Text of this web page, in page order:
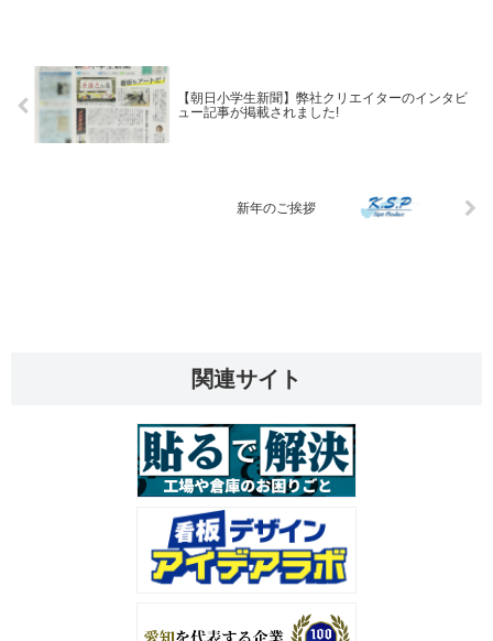
【朝日小学生新聞】弊社クリエイターのインタビ
ュー記事が掲載されました!
新年のご挨拶
関連サイト